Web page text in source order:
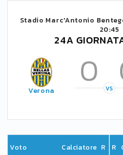
Stadio Marc'Antonio
20:45
24A
Verona 0 VS
Voto Calciatore R R